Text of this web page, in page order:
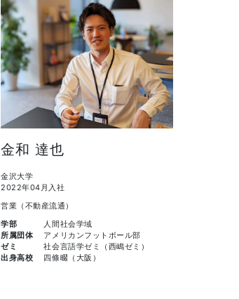
金和 達也
金沢大学
2022年04月入社
営業（不動産流通）
学部
人間社会学域
所属団体
アメリカンフットボール部
ゼミ
社会言語学ゼミ（西嶋ゼミ）
出身高校
四條畷（大阪）